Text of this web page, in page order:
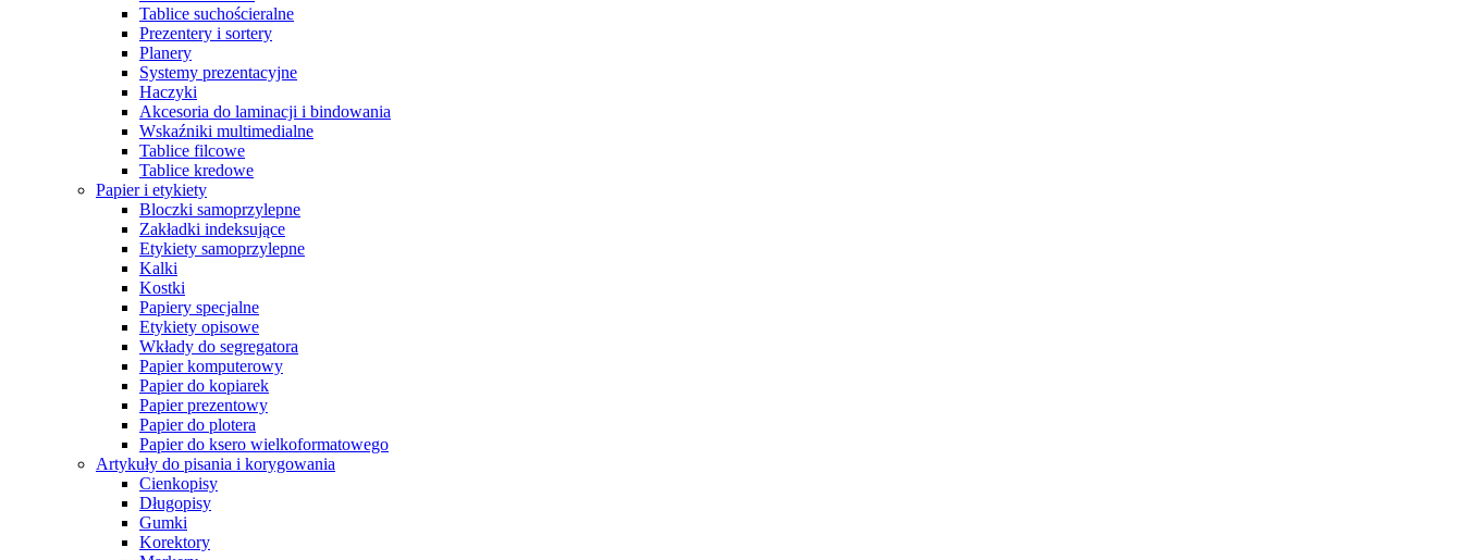
Tablice suchościeralne
Prezentery i sortery
Planery
Systemy prezentacyjne
Haczyki
Akcesoria do laminacji i bindowania
Wskaźniki multimedialne
Tablice filcowe
Tablice kredowe
Papier i etykiety
Bloczki samoprzylepne
Zakładki indeksujące
Etykiety samoprzylepne
Kalki
Kostki
Papiery specjalne
Etykiety opisowe
Wkłady do segregatora
Papier komputerowy
Papier do kopiarek
Papier prezentowy
Papier do plotera
Papier do ksero wielkoformatowego
Artykuły do pisania i korygowania
Cienkopisy
Długopisy
Gumki
Korektory